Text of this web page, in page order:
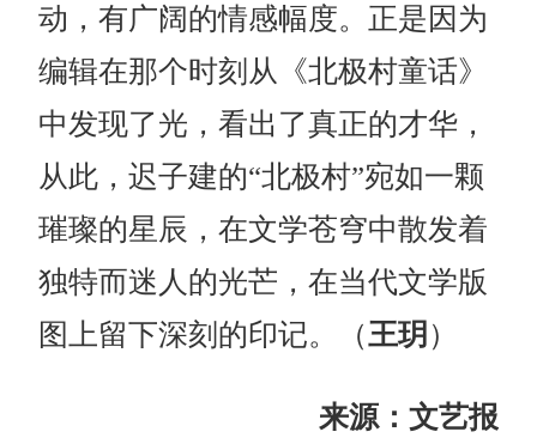
动，有广阔的情感幅度。正是因为
编辑在那个时刻从《北极村童话》
中发现了光，看出了真正的才华，
从此，迟子建的“北极村”宛如一颗
璀璨的星辰，在文学苍穹中散发着
独特而迷人的光芒，在当代文学版
图上留下深刻的印记。（王玥 ）
来源：文艺报